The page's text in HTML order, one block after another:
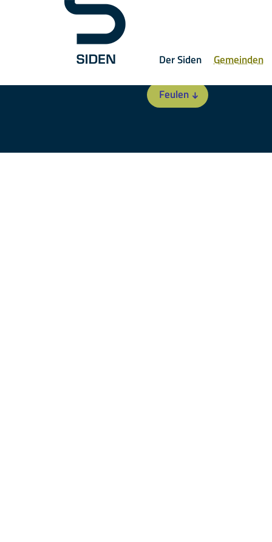
Der Siden Gemeinden
Feulen